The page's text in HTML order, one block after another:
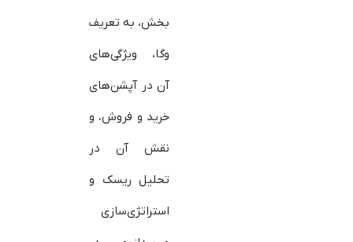
بخش، به تعریف
وگا، ویژگی‌های
آن در آپشن‌های
خرید و فروش، و
نقش آن در
تحلیل ریسک و
استراتژی‌سازی